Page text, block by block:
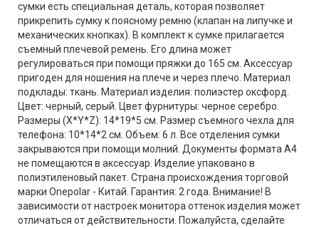
сумки есть специальная деталь, которая позволяет
прикрепить сумку к поясному ремню (клапан на липучке и
механических кнопках). В комплект к сумке прилагается
съемный плечевой ремень. Его длина может
регулироваться при помощи пряжки до 165 см. Аксессуар
пригоден для ношения на плече и через плечо. Материал
подклады: ткань. Материал изделия: полиэстер оксфорд.
Цвет: черный, серый. Цвет фурнитуры: черное серебро.
Размеры (X*Y*Z): 14*19*5 см. Размер съемного чехла для
телефона: 10*14*2 см. Объем: 6 л. Все отделения сумки
закрываются при помощи молний. Документы формата А4
не помещаются в аксессуар. Изделие упаковано в
полиэтиленовый пакет. Страна происхождения торговой
марки Onepolar - Китай. Гарантия: 2 года. Внимание! В
зависимости от настроек монитора оттенок изделия может
отличаться от действительности. Пожалуйста, сделайте